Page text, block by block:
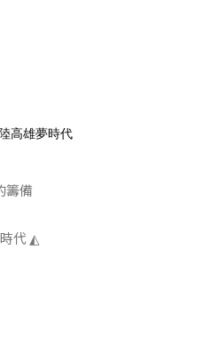
高雄夢時代
籌備
代 ◭